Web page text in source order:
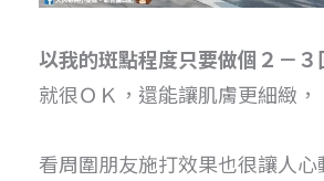
以我的斑點程度只要做個２－３
就很ＯＫ，還能讓肌膚更細緻，
看周圍朋友施打效果也很讓人心